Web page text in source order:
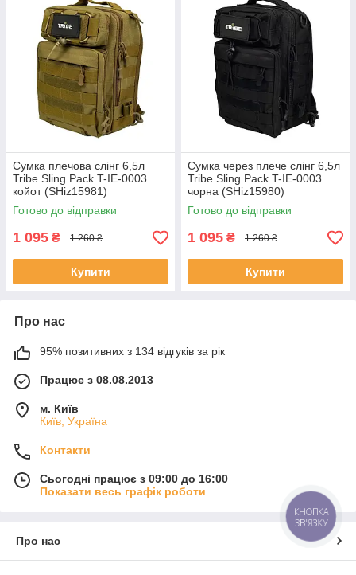
Сумка плечова слінг 6,5л
Tribe Sling Pack T-IE-0003
койот (SHiz15981)
Готово до відправки
1 095 ₴ 1 260 ₴
Купити
Сумка через плече слінг 6,5л
Tribe Sling Pack T-IE-0003
чорна (SHiz15980)
Готово до відправки
1 095 ₴ 1 260 ₴
Купити
Про нас
95% позитивних з 134 відгуків за рік
Працює з 08.08.2013
м. Київ
Київ, Україна
Контакти
Сьогодні працює з 09:00 до 16:00
Показати весь графік роботи
Про нас
КНОПКА
ЗВ'ЯЗКУ